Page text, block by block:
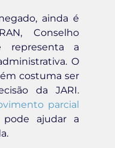
ainda é
Conselho
representa a
O
costuma ser
da JARI.
parcial
ajudar a